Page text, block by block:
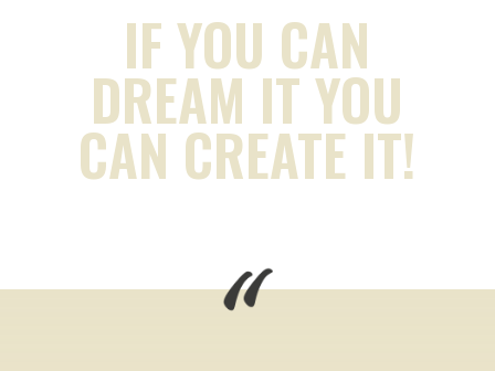
IF YOU CAN
DREAM IT YOU
CAN CREATE IT!